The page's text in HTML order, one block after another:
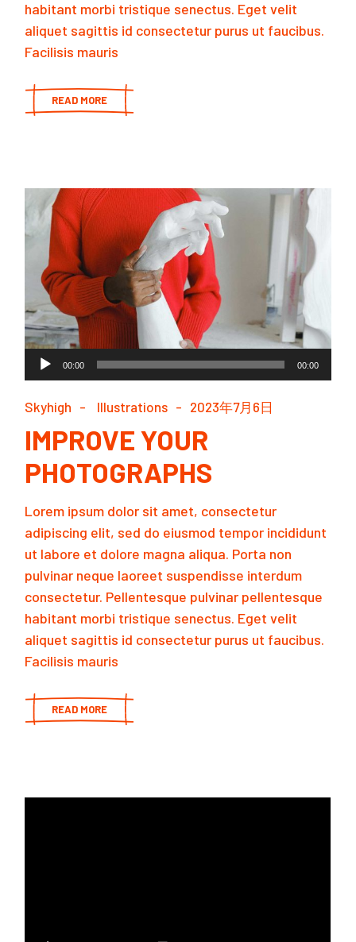
habitant morbi tristique senectus. Eget velit
aliquet sagittis id consectetur purus ut faucibus.
Facilisis mauris
READ MORE
声
プ
ー
ヤ
ー
00:00 00:00
Skyhigh Illustrations 2023年7月6日
IMPROVE YOUR
PHOTOGRAPHS
Lorem ipsum dolor sit amet, consectetur
adipiscing elit, sed do eiusmod tempor incididunt
ut labore et dolore magna aliqua. Porta non
pulvinar neque laoreet suspendisse interdum
consectetur. Pellentesque pulvinar pellentesque
habitant morbi tristique senectus. Eget velit
aliquet sagittis id consectetur purus ut faucibus.
Facilisis mauris
READ MORE